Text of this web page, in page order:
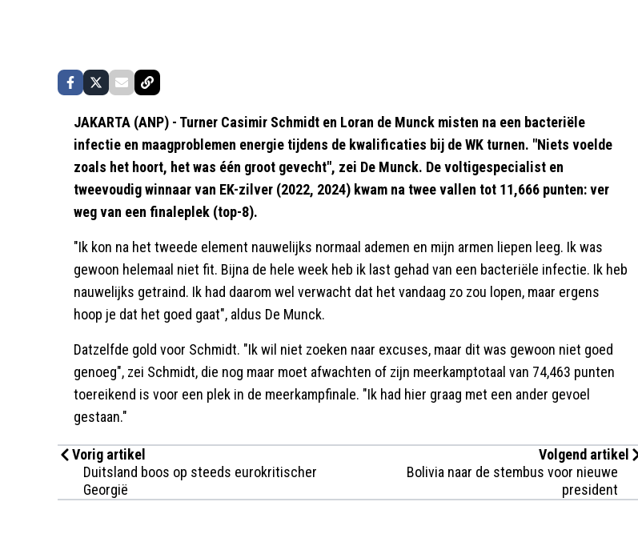
JAKARTA (ANP) - Turner Casimir Schmidt en Loran de Munck misten na een bacteriële
infectie en maagproblemen energie tijdens de kwalificaties bij de WK turnen. "Niets voelde
zoals het hoort, het was één groot gevecht", zei De Munck. De voltigespecialist en
tweevoudig winnaar van EK-zilver (2022, 2024) kwam na twee vallen tot 11,666 punten: ver
weg van een finaleplek (top-8).
"Ik kon na het tweede element nauwelijks normaal ademen en mijn armen liepen leeg. Ik was
gewoon helemaal niet fit. Bijna de hele week heb ik last gehad van een bacteriële infectie. Ik heb
nauwelijks getraind. Ik had daarom wel verwacht dat het vandaag zo zou lopen, maar ergens
hoop je dat het goed gaat", aldus De Munck.
Datzelfde gold voor Schmidt. "Ik wil niet zoeken naar excuses, maar dit was gewoon niet goed
genoeg", zei Schmidt, die nog maar moet afwachten of zijn meerkamptotaal van 74,463 punten
toereikend is voor een plek in de meerkampfinale. "Ik had hier graag met een ander gevoel
gestaan."
Vorig artikel
Duitsland boos op steeds eurokritischer
Georgië
Volgend artikel
Bolivia naar de stembus voor nieuwe
president